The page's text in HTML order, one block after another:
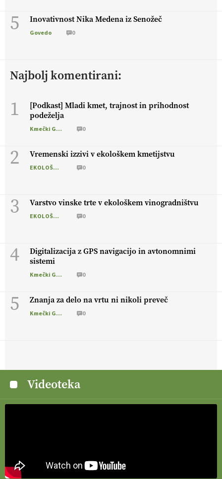
5 Inovativnost Nika Medena iz Senožeč
Govedo 0
Najbolj komentirani:
1
[Podkast] Mladi kmet, trajnost in prihodnost
podeželja
Kmečki Glas 0
2 Vremenski izzivi v ekološkem kmetijstvu
EKOLOŠKO LOGIČNO 0
3 Varstvo vinske trte v ekološkem vinogradništvu
EKOLOŠKO LOGIČNO 0
4
Digitalizacija z GPS navigacijo in avtonomnimi
sistemi
Kmečki Glas 0
5 Znanja za delo na vrtu ni nikoli preveč
Kmečki Glas 0
Videoteka